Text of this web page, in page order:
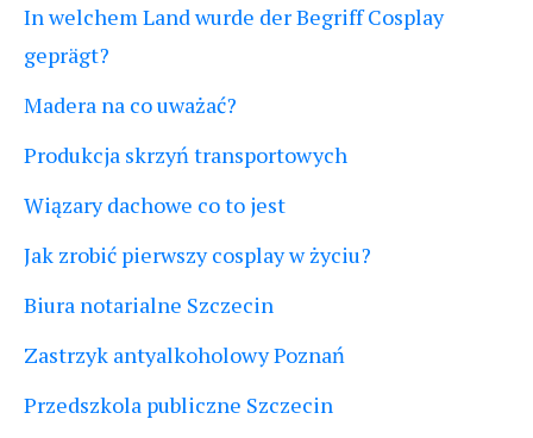
In welchem Land wurde der Begriff Cosplay
geprägt?
Madera na co uważać?
Produkcja skrzyń transportowych
Wiązary dachowe co to jest
Jak zrobić pierwszy cosplay w życiu?
Biura notarialne Szczecin
Zastrzyk antyalkoholowy Poznań
Przedszkola publiczne Szczecin